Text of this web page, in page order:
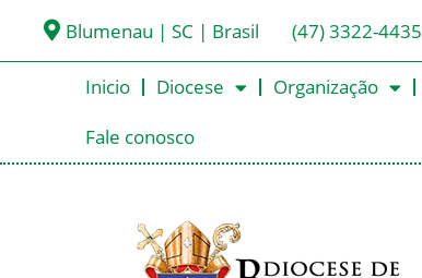
Blumenau | SC | Brasil (47) 3322-4435
Inicio Diocese Organização
Fale conosco